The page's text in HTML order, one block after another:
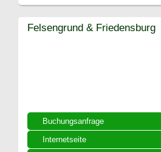
Buchungsanfrage
Internetseite
Felsengrund & Friedensburg